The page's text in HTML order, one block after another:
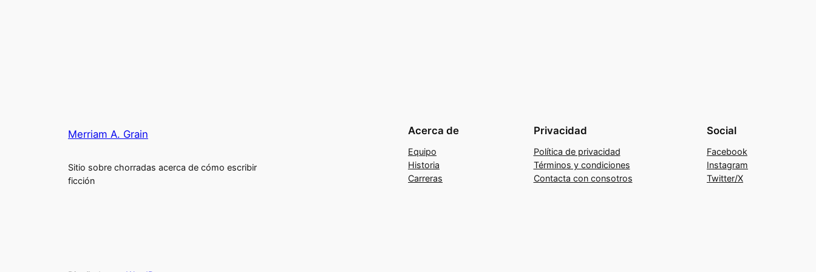
Merriam A. Grain
Sitio sobre chorradas acerca de cómo escribir
ficción
Acerca de
Equipo
Historia
Carreras
Privacidad
Política de privacidad
Términos y condiciones
Contacta con consotros
Social
Facebook
Instagram
Twitter/X